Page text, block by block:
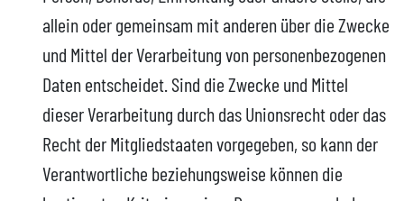
allein oder gemeinsam mit anderen über die Zwecke
und Mittel der Verarbeitung von personenbezogenen
Daten entscheidet. Sind die Zwecke und Mittel
dieser Verarbeitung durch das Unionsrecht oder das
Recht der Mitgliedstaaten vorgegeben, so kann der
Verantwortliche beziehungsweise können die